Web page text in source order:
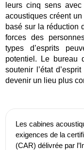
leurs cinq sens
acoustiques créent
basé sur la réduction
forces des
types d’esprits
potentiel. Le bureau
soutenir l’état
devenir un lieu plus
Les cabines
exigences de la
(CAR) délivrée par